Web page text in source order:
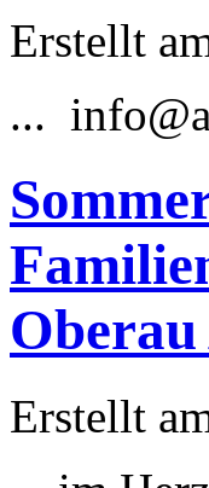
Erstellt
...
Erstellt